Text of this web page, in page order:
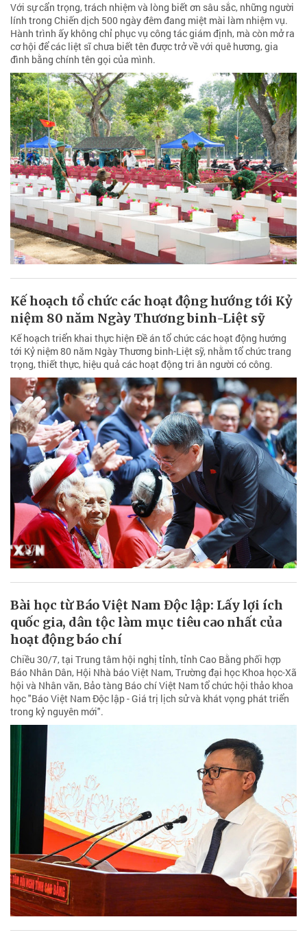
Với sự cẩn trọng, trách nhiệm và lòng biết ơn sâu sắc, những người
lính trong Chiến dịch 500 ngày đêm đang miệt mài làm nhiệm vụ.
Hành trình ấy không chỉ phục vụ công tác giám định, mà còn mở ra
cơ hội để các liệt sĩ chưa biết tên được trở về với quê hương, gia
đình bằng chính tên gọi của mình.
Kế hoạch tổ chức các hoạt động hướng tới Kỷ
niệm 80 năm Ngày Thương binh-Liệt sỹ
Kế hoạch triển khai thực hiện Đề án tổ chức các hoạt động hướng
tới Kỷ niệm 80 năm Ngày Thương binh-Liệt sỹ, nhằm tổ chức trang
trọng, thiết thực, hiệu quả các hoạt động tri ân người có công.
Bài học từ Báo Việt Nam Độc lập: Lấy lợi ích
quốc gia, dân tộc làm mục tiêu cao nhất của
hoạt động báo chí
Chiều 30/7, tại Trung tâm hội nghị tỉnh, tỉnh Cao Bằng phối hợp
Báo Nhân Dân, Hội Nhà báo Việt Nam, Trường đại học Khoa học-Xã
hội và Nhân văn, Bảo tàng Báo chí Việt Nam tổ chức hội thảo khoa
học "Báo Việt Nam Độc lập - Giá trị lịch sử và khát vọng phát triển
trong kỷ nguyên mới".